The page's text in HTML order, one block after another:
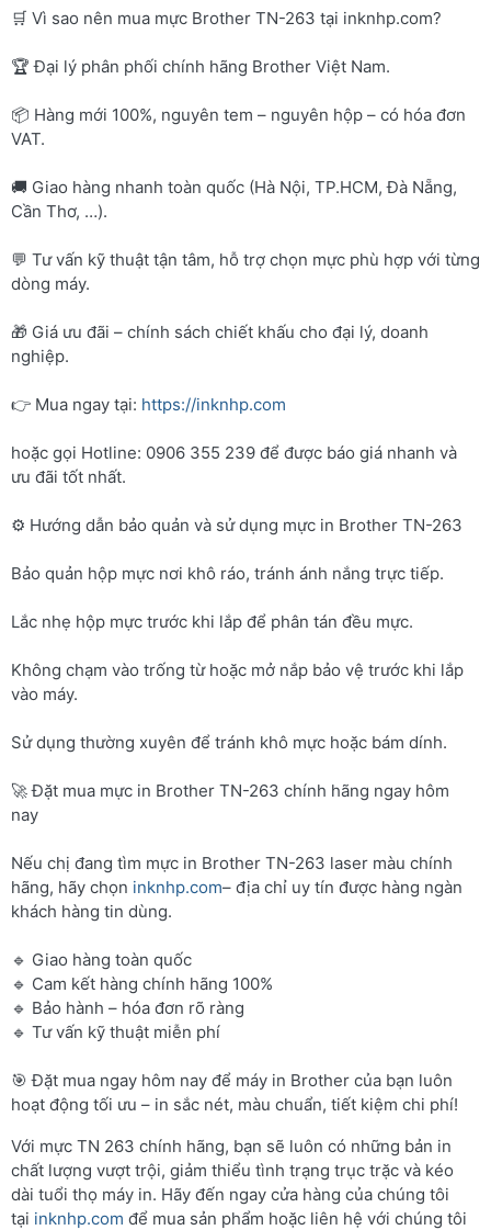
🛒 Vì sao nên mua mực Brother TN-263 tại inknhp.com?
🏆 Đại lý phân phối chính hãng Brother Việt Nam.
📦 Hàng mới 100%, nguyên tem – nguyên hộp – có hóa đơn
VAT.
🚚 Giao hàng nhanh toàn quốc (Hà Nội, TP.HCM, Đà Nẵng,
Cần Thơ, …).
💬 Tư vấn kỹ thuật tận tâm, hỗ trợ chọn mực phù hợp với từng
dòng máy.
🎁 Giá ưu đãi – chính sách chiết khấu cho đại lý, doanh
nghiệp.
👉 Mua ngay tại: https://inknhp.com
hoặc gọi Hotline: 0906 355 239 để được báo giá nhanh và
ưu đãi tốt nhất.
⚙️ Hướng dẫn bảo quản và sử dụng mực in Brother TN-263
Bảo quản hộp mực nơi khô ráo, tránh ánh nắng trực tiếp.
Lắc nhẹ hộp mực trước khi lắp để phân tán đều mực.
Không chạm vào trống từ hoặc mở nắp bảo vệ trước khi lắp
vào máy.
Sử dụng thường xuyên để tránh khô mực hoặc bám dính.
🚀 Đặt mua mực in Brother TN-263 chính hãng ngay hôm
nay
Nếu chị đang tìm mực in Brother TN-263 laser màu chính
hãng, hãy chọn inknhp.com– địa chỉ uy tín được hàng ngàn
khách hàng tin dùng.
🔹 Giao hàng toàn quốc
🔹 Cam kết hàng chính hãng 100%
🔹 Bảo hành – hóa đơn rõ ràng
🔹 Tư vấn kỹ thuật miễn phí
🎯 Đặt mua ngay hôm nay để máy in Brother của bạn luôn
hoạt động tối ưu – in sắc nét, màu chuẩn, tiết kiệm chi phí!
Với mực TN 263 chính hãng, bạn sẽ luôn có những bản in
chất lượng vượt trội, giảm thiểu tình trạng trục trặc và kéo
dài tuổi thọ máy in. Hãy đến ngay cửa hàng của chúng tôi
tại inknhp.com để mua sản phẩm hoặc liên hệ với chúng tôi